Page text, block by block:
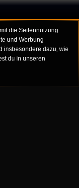
die Seitennutzung
und Werbung
insbesondere dazu, wie
du in unseren